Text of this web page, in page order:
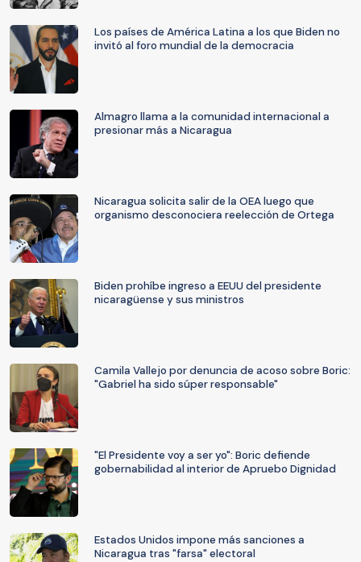
Los países de América Latina a los que Biden no
invitó al foro mundial de la democracia
Almagro llama a la comunidad internacional a
presionar más a Nicaragua
Nicaragua solicita salir de la OEA luego que
organismo desconociera reelección de Ortega
Biden prohíbe ingreso a EEUU del presidente
nicaragüense y sus ministros
Camila Vallejo por denuncia de acoso sobre Boric:
"Gabriel ha sido súper responsable"
"El Presidente voy a ser yo": Boric defiende
gobernabilidad al interior de Apruebo Dignidad
Estados Unidos impone más sanciones a
Nicaragua tras "farsa" electoral